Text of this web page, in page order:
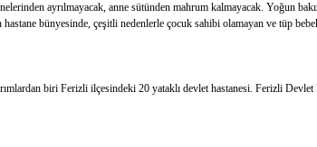
ayrılmayacak, anne sütünden mahrum kalmayacak. Yoğun
bünyesinde, çeşitli nedenlerle çocuk sahibi olamayan ve tüp
biri Ferizli ilçesindeki 20 yataklı devlet hastanesi. Ferizli